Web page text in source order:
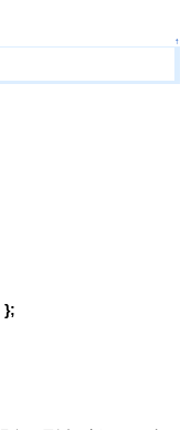
↑
};